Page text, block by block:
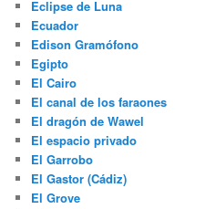
Eclipse de Luna
Ecuador
Edison Gramófono
Egipto
El Cairo
El canal de los faraones
El dragón de Wawel
El espacio privado
El Garrobo
El Gastor (Cádiz)
El Grove